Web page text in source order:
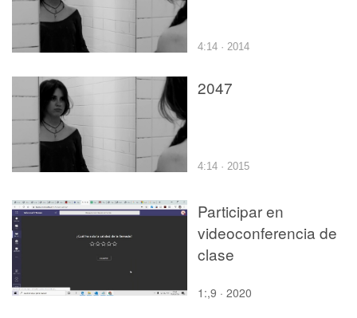
4:14 · 2014
2047
4:14 · 2015
Participar en
videoconferencia de
clase
1:,9 · 2020